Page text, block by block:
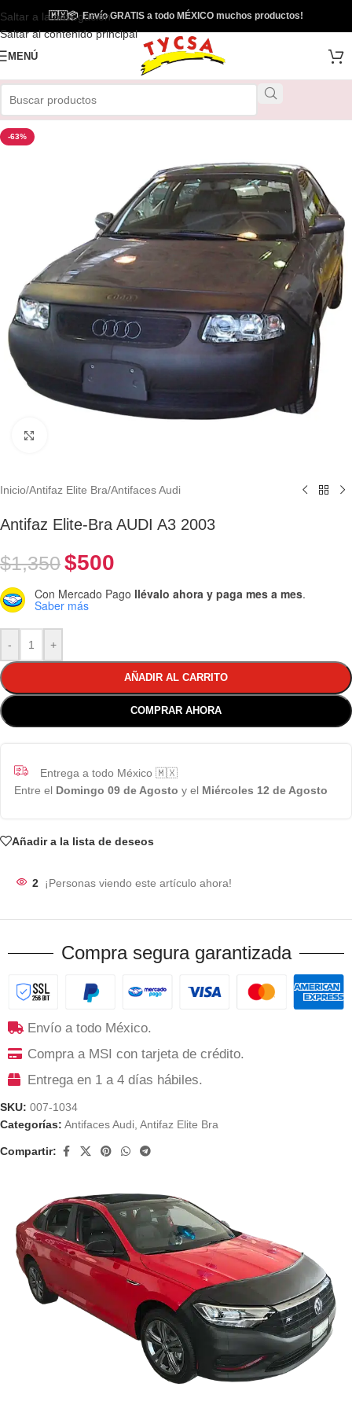
Saltar a la navegación
Saltar al contenido principal
🇲🇽📦Envío GRATIS a todo MÉXICO muchos productos!
MENÚ
-63%
Inicio/Antifaz Elite Bra/Antifaces Audi
Antifaz Elite-Bra AUDI A3 2003
$1,350$500
Con Mercado Pago llévalo ahora y paga mes a mes.
Saber más
- +
AÑADIR AL CARRITO
COMPRAR AHORA
Entrega a todo México 🇲🇽
Entre el Domingo 09 de Agosto y el Miércoles 12 de Agosto
Añadir a la lista de deseos
2 ¡Personas viendo este artículo ahora!
Compra segura garantizada
Envío a todo México.
Compra a MSI con tarjeta de crédito.
Entrega en 1 a 4 días hábiles.
SKU: 007-1034
Categorías: Antifaces Audi Antifaz Elite Bra
Compartir: